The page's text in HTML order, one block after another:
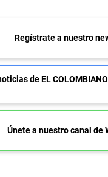
Regístrate a nuestro
de EL
Únete a nuestro canal de